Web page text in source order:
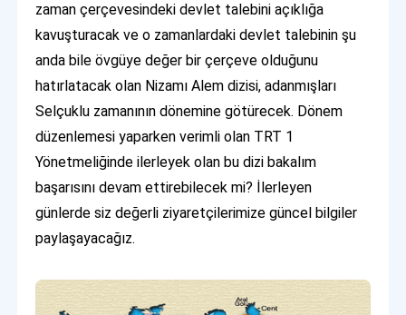
zaman çerçevesindeki devlet talebini açıklığa
kavuşturacak ve o zamanlardaki devlet talebinin şu
anda bile övgüye değer bir çerçeve olduğunu
hatırlatacak olan Nizamı Alem dizisi, adanmışları
Selçuklu zamanının dönemine götürecek. Dönem
düzenlemesi yaparken verimli olan TRT 1
Yönetmeliğinde ilerleyek olan bu dizi bakalım
başarısını devam ettirebilecek mi? İlerleyen
günlerde siz değerli ziyaretçilerimize güncel bilgiler
paylaşayacağız.